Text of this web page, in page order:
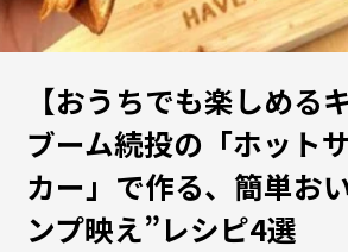
【おうちでも楽しめる
ブーム続投の「ホット
カー」で作る、簡単お
ンプ映え”レシピ4選